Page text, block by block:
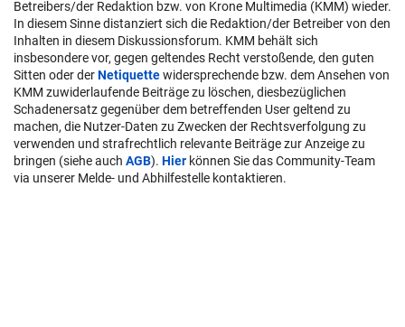
Betreibers/der Redaktion bzw. von Krone Multimedia (KMM) wieder.
In diesem Sinne distanziert sich die Redaktion/der Betreiber von den
Inhalten in diesem Diskussionsforum. KMM behält sich
insbesondere vor, gegen geltendes Recht verstoßende, den guten
Sitten oder derNetiquettewidersprechende bzw. dem Ansehen von
KMM zuwiderlaufende Beiträge zu löschen, diesbezüglichen
Schadenersatz gegenüber dem betreffenden User geltend zu
machen, die Nutzer-Daten zu Zwecken der Rechtsverfolgung zu
verwenden und strafrechtlich relevante Beiträge zur Anzeige zu
bringen (siehe auch AGB). Hier können Sie das Community-Team
via unserer Melde- und Abhilfestelle kontaktieren.